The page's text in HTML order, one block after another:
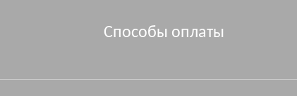
Способы оплаты